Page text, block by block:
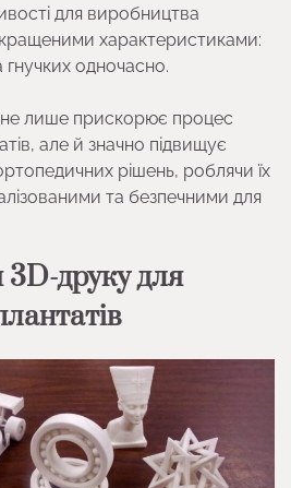
для виробництва
характеристиками:
гнучких одночасно.
не лише прискорює процес
але й значно підвищує
рішень, роблячи їх
та безпечними для
друку для